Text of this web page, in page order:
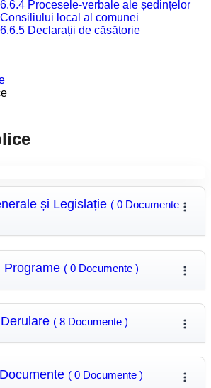
6.6.4 Procesele-verbale ale ședințelor
Consiliului local al comunei
6.6.5 Declarații de căsătorie
și Legislație ( 0 Documente
Programe ( 0 Documente )
( 8 Documente )
( 0 Documente )